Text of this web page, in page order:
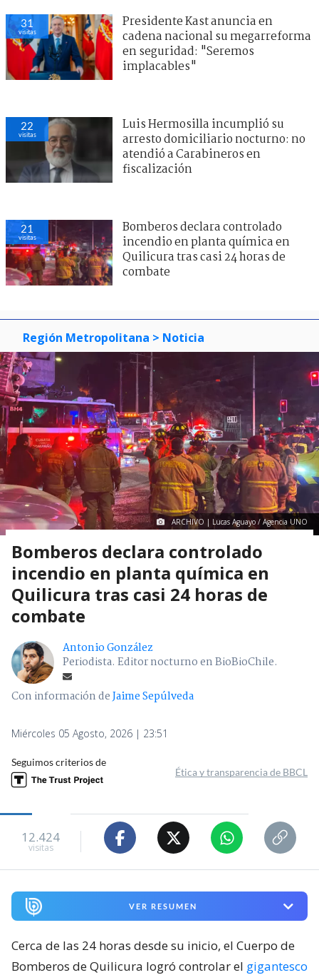
31
visitas
Presidente Kast anuncia en
cadena nacional su megarreforma
en seguridad: "Seremos
implacables"
22
visitas
Luis Hermosilla incumplió su
arresto domiciliario nocturno: no
atendió a Carabineros en
fiscalización
21
visitas
Bomberos declara controlado
incendio en planta química en
Quilicura tras casi 24 horas de
combate
Región Metropolitana > Noticia
ARCHIVO | Lucas Aguayo / Agencia UNO
Bomberos declara controlado
incendio en planta química en
Quilicura tras casi 24 horas de
combate
Antonio González
Periodista. Editor nocturno en BioBioChile.
Con información deJaime Sepúlveda
Miércoles 05 Agosto, 2026 | 23:51
Seguimos criterios de
Ética y transparencia de BBCL
12.424
visitas
VER RESUMEN
Cerca de las 24 horas desde su inicio, el Cuerpo de
Bomberos de Quilicura logró controlar el gigantesco